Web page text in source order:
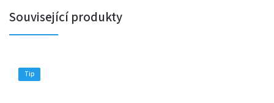
Související produkty
Tip